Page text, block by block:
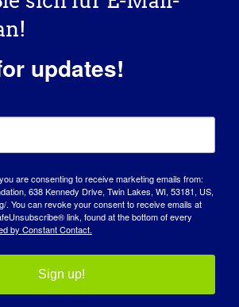
updates!
are consenting to receive marketing emails from:
638 Kennedy Drive, Twin Lakes, WI, 53181, US,
. You can revoke your consent to receive emails at
link, found at the bottom of every
by Constant Contact.
Sign up!